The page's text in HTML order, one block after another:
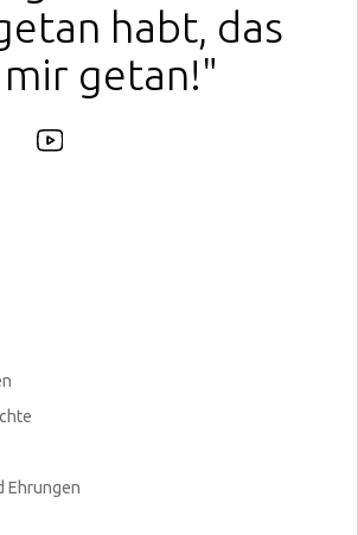
habt, das
getan!"
Ehrungen